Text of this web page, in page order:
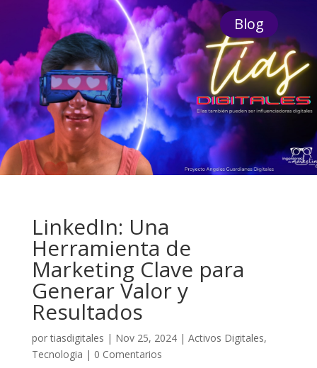
Blog
LinkedIn: Una
Herramienta de
Marketing Clave para
Generar Valor y
Resultados
portiasdigitales | Nov 25, 2024| Activos Digitales,
Tecnologia | 0 Comentarios